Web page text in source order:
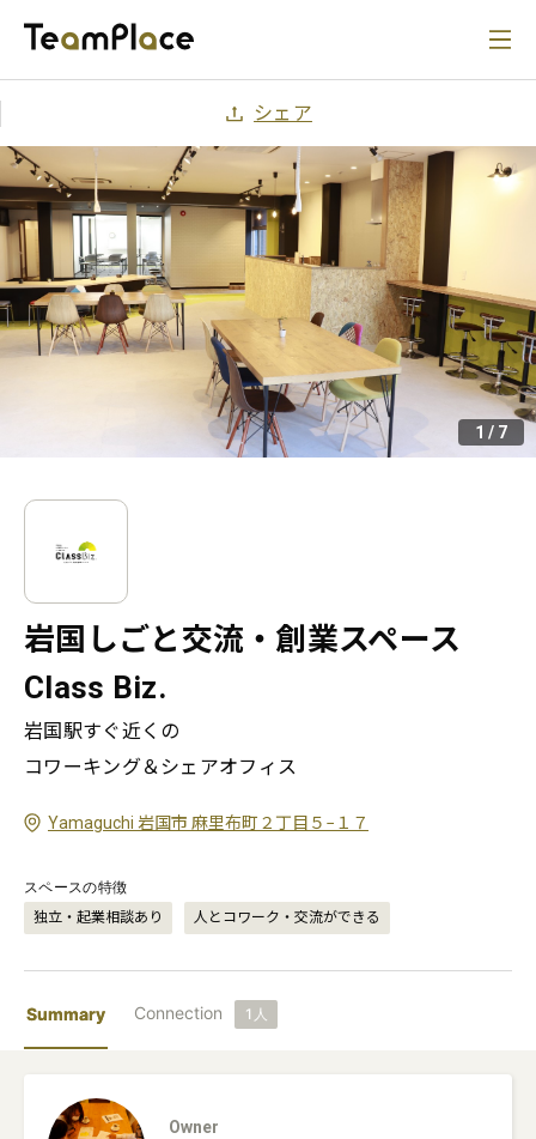
シェア
1 / 7
岩国しごと交流・創業スペース
Class Biz.
岩国駅すぐ近くの
Yamaguchi 岩国市 麻里布町２丁目５−１７
スペースの特徴
独立・起業相談あり 人とコワーク・交流ができる
Summary Connection 1 人
Owner